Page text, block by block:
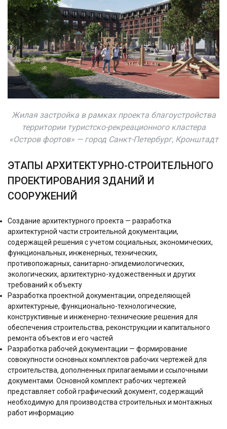
Жилая застройка в рамках проекта благоустройства
территории туристско-рекреационного кластера
«Остров фортов» — город Санкт-Петербург, Кронштадт
ЭТАПЫ АРХИТЕКТУРНО-СТРОИТЕЛЬНОГО
ПРОЕКТИРОВАНИЯ ЗДАНИЙ И
СООРУЖЕНИЙ
Создание архитектурного проекта — разработка
архитектурной части строительной документации,
содержащей решения с учетом социальных, экономических,
функциональных, инженерных, технических,
противопожарных, санитарно-эпидемиологических,
экологических, архитектурно-художественных и других
требований к объекту
Разработка проектной документации, определяющей
архитектурные, функционально-технологические,
конструктивные и инженерно-технические решения для
обеспечения строительства, реконструкции и капитального
ремонта объектов и его частей
Разработка рабочей документации — формирование
совокупности основных комплектов рабочих чертежей для
строительства, дополненных прилагаемыми и ссылочными
документами. Основной комплект рабочих чертежей
представляет собой графический документ, содержащий
необходимую для производства строительных и монтажных
работ информацию